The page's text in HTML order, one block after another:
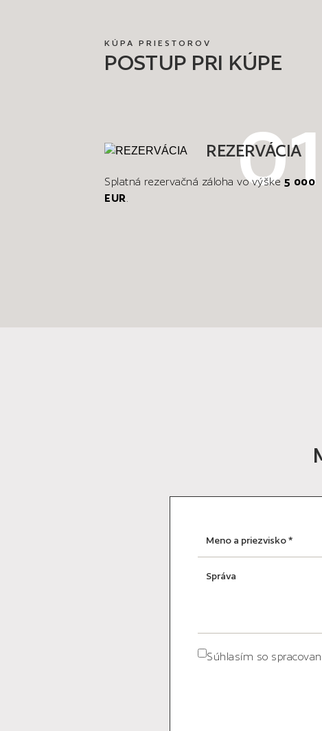
KÚPA PRIESTOROV
POSTUP PRI KÚPE
REZERVÁCIA
Splatná rezervačná záloha vo výške 5 000
EUR.
Súhlasím so